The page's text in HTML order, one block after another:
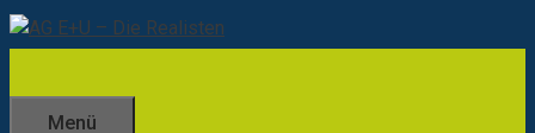
Zum
Inhalt
Menü